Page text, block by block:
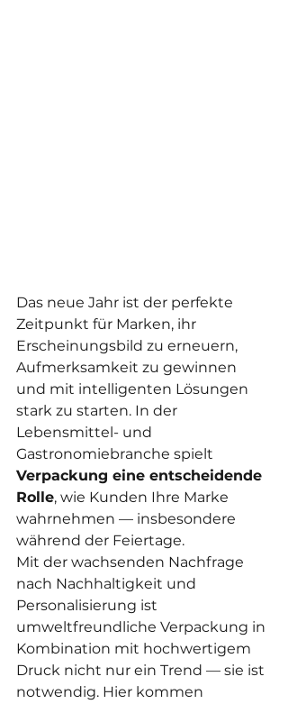
Das neue Jahr ist der perfekte
Zeitpunkt für Marken, ihr
Erscheinungsbild zu erneuern,
Aufmerksamkeit zu gewinnen
und mit intelligenten Lösungen
stark zu starten. In der
Lebensmittel- und
Gastronomiebranche spielt
Verpackung eine entscheidende
Rolle, wie Kunden Ihre Marke
wahrnehmen — insbesondere
während der Feiertage.
Mit der wachsenden Nachfrage
nach Nachhaltigkeit und
Personalisierung ist
umweltfreundliche Verpackung in
Kombination mit hochwertigem
Druck nicht nur ein Trend — sie ist
notwendig. Hier kommen